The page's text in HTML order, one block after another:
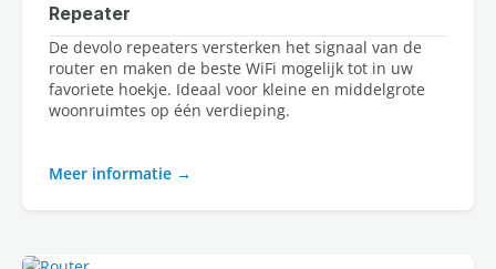
Repeater
De devolo repeaters versterken het signaal van de
router en maken de beste WiFi mogelijk tot in uw
favoriete hoekje. Ideaal voor kleine en middelgrote
woonruimtes op één verdieping.
Meer informatie